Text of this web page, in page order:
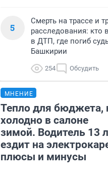
5
Смерть на трассе и
расследования: кто
в ДТП, где погиб
Башкирии
254 Обсудить
МНЕНИЕ
Тепло для бюджета,
холодно в салоне
зимой. Водитель 13
ездит на
плюсы и минусы